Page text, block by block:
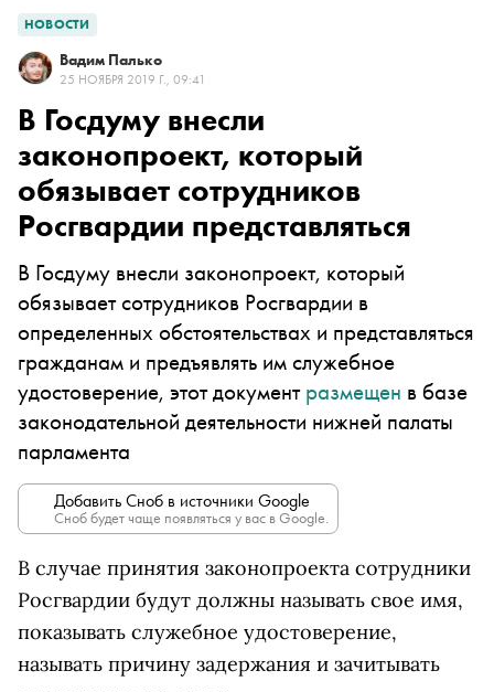
НОВОСТИ
Вадим Палько
25 НОЯБРЯ 2019 Г., 09:41
В Госдуму внесли
законопроект, который
обязывает сотрудников
Росгвардии представляться
В Госдуму внесли законопроект, который
обязывает сотрудников Росгвардии в
определенных обстоятельствах и представляться
гражданам и предъявлять им служебное
удостоверение, этот документразмещен в базе
законодательной деятельности нижней палаты
парламента
Добавить Сноб в источники Google
Сноб будет чаще появляться у вас в Google.
В случае принятия законопроекта сотрудники
Росгвардии будут должны называть свое имя,
показывать служебное удостоверение,
называть причину задержания и зачитывать